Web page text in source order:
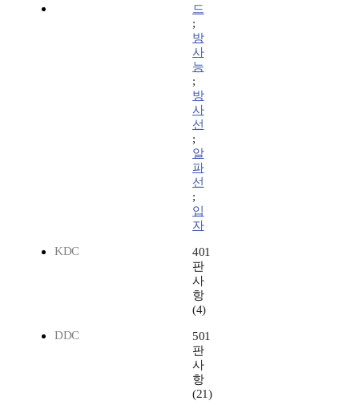
드
;
방
사
능
;
방
사
선
;
알
파
선
;
입
자
KDC
401
판
사
항
(4)
DDC
501
판
사
항
(21)